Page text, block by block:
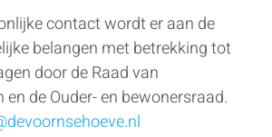
contact wordt er aan de
belangen met betrekking tot
door de Raad van
de Ouder- en bewonersraad.